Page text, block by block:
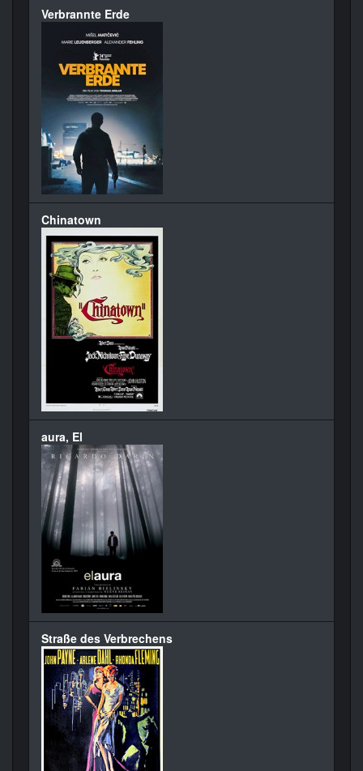
Verbrannte Erde
Chinatown
aura, El
Straße des Verbrechens